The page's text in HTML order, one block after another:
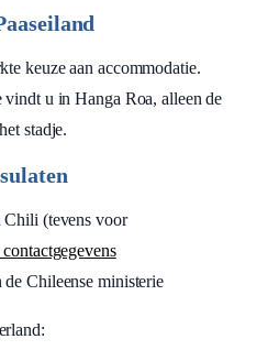
keuze aan accommodatie.
u in Hanga Roa, alleen de
stadje.
Chili (tevens voor
Chileense ministerie